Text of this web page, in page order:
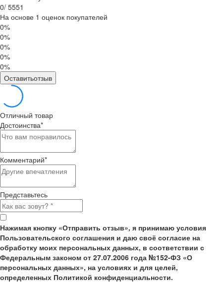
0/ 5551
На основе 1 оценок покупателей
0%
0%
0%
0%
0%
Оставитьотзыв
Отличный товар
Достоинства*
Комментарий*
Представьтесь
Нажимая кнопку «Отправить отзыв», я принимаю условия
Пользовательского соглашения и даю своё согласие на
обработку моих персональных данных, в соответствии с
Федеральным законом от 27.07.2006 года №152-ФЗ «О
персональных данных», на условиях и для целей,
определенных Политикой конфиденциальности.